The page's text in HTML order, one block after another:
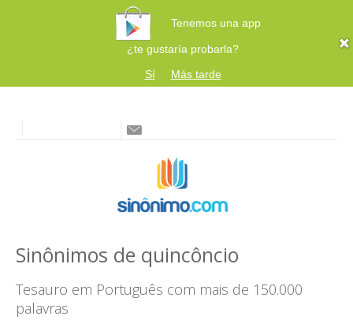
Tenemos una app
¿te gustaría probarla?
Sí
Más tarde
Sinônimos de quincôncio
Tesauro em Português com mais de 150.000
palavras